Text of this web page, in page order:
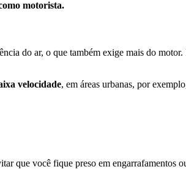
motorista.
do ar, o que também exige mais do motor.
velocidade, em áreas urbanas, por
que você fique preso em engarrafamentos